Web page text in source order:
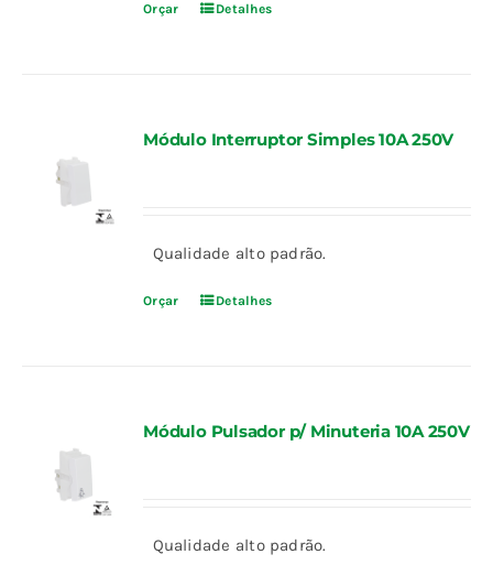
Orçar Detalhes
Módulo Interruptor Simples 10A 250V
Qualidade alto padrão.
Orçar Detalhes
Módulo Pulsador p/ Minuteria 10A 250V
Qualidade alto padrão.